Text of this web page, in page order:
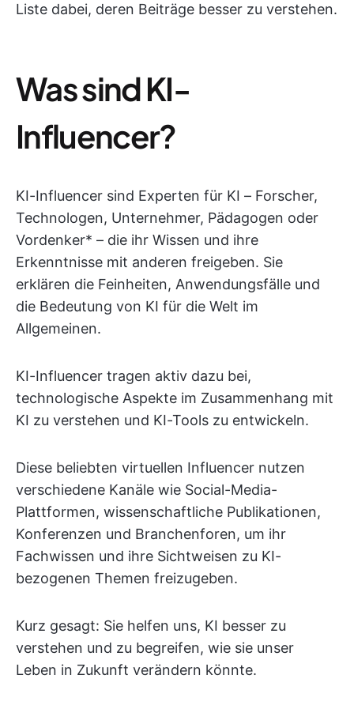
Liste dabei, deren Beiträge besser zu verstehen.
Was sind KI-
Influencer?
KI-Influencer sind Experten für KI – Forscher,
Technologen, Unternehmer, Pädagogen oder
Vordenker* – die ihr Wissen und ihre
Erkenntnisse mit anderen freigeben. Sie
erklären die Feinheiten, Anwendungsfälle und
die Bedeutung von KI für die Welt im
Allgemeinen.
KI-Influencer tragen aktiv dazu bei,
technologische Aspekte im Zusammenhang mit
KI zu verstehen und KI-Tools zu entwickeln.
Diese beliebten virtuellen Influencer nutzen
verschiedene Kanäle wie Social-Media-
Plattformen, wissenschaftliche Publikationen,
Konferenzen und Branchenforen, um ihr
Fachwissen und ihre Sichtweisen zu KI-
bezogenen Themen freizugeben.
Kurz gesagt: Sie helfen uns, KI besser zu
verstehen und zu begreifen, wie sie unser
Leben in Zukunft verändern könnte.